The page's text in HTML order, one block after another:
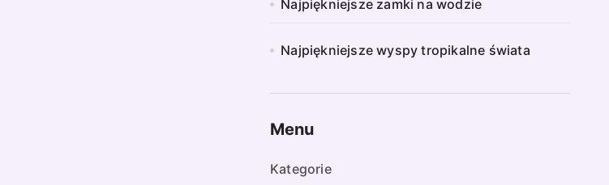
Najpiękniejsze zamki na wodzie
Najpiękniejsze wyspy tropikalne świata
Menu
Kategorie